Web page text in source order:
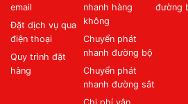
email
Đặt dịch vụ qua
điện thoại
Quy trình đặt
hàng
nhanh hàng
không
Chuyển phát
nhanh đường bộ
Chuyển phát
nhanh đường sắt
đường